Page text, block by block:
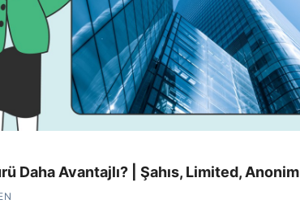
Daha Avantajlı? | Şahıs, Limited, Anonim